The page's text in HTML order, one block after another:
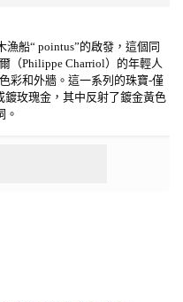
船“ pointus”的啟發，這個同
（Philippe Charriol）的年輕人
彩和外牆。這一系列的珠寶-僅
鍍玫瑰金，其中反射了鍍金黃色
。